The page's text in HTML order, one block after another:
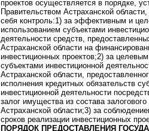
проектов осуществляется в порядке,
Правительством Астраханской
себя контроль:1) за эффективным и
использованием субъектами
деятельности средств,
Астраханской области на
инвестиционных проектов;2) за
субъектами инвестиционной
Астраханской области,
исполнения кредитных обязательств
инвестиционной деятельности
залог имущества из состава
Астраханской области;3) за
сроков реализации инвестиционных
ПОРЯДОК ПРЕДОСТАВЛЕНИЯ